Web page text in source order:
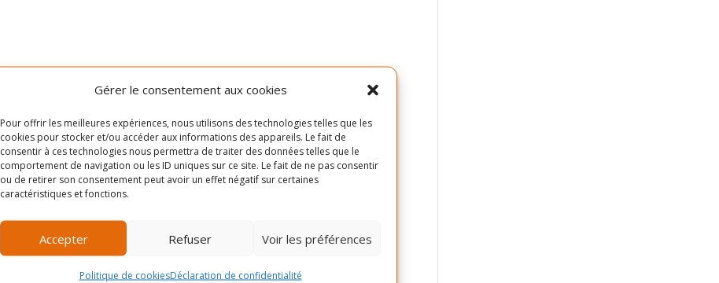
Gérer le consentement aux cookies
Pour offrir les meilleures expériences, nous utilisons des technologies telles que les
cookies pour stocker et/ou accéder aux informations des appareils. Le fait de
consentir à ces technologies nous permettra de traiter des données telles que le
comportement de navigation ou les ID uniques sur ce site. Le fait de ne pas consentir
ou de retirer son consentement peut avoir un effet négatif sur certaines
caractéristiques et fonctions.
Accepter Refuser Voir les préférences
Politique de cookiesDéclaration de confidentialité